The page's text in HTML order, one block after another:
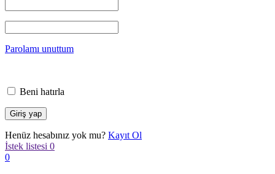
Parolamı unuttum
Beni hatırla
Henüz hesabınız yok mu? Kayıt Ol
İstek listesi 0
0